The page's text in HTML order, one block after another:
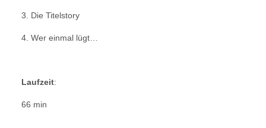
3. Die Titelstory
4. Wer einmal lügt…
Laufzeit:
66 min